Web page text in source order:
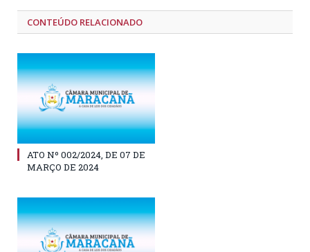
CONTEÚDO RELACIONADO
ATO Nº 002/2024, DE 07 DE
MARÇO DE 2024